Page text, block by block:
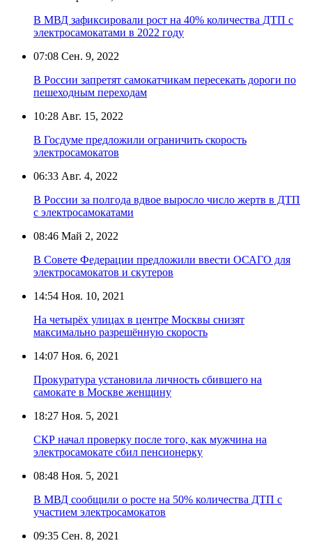
В МВД зафиксировали рост на 40% количества ДТП с
электросамокатами в 2022 году
07:08 Сен. 9, 2022
В России запретят самокатчикам пересекать дороги по
пешеходным переходам
10:28 Авг. 15, 2022
В Госдуме предложили ограничить скорость
электросамокатов
06:33 Авг. 4, 2022
В России за полгода вдвое выросло число жертв в ДТП
с электросамокатами
08:46 Май 2, 2022
В Совете Федерации предложили ввести ОСАГО для
электросамокатов и скутеров
14:54 Ноя. 10, 2021
На четырёх улицах в центре Москвы снизят
максимально разрешённую скорость
14:07 Ноя. 6, 2021
Прокуратура установила личность сбившего на
самокате в Москве женщину
18:27 Ноя. 5, 2021
СКР начал проверку после того, как мужчина на
электросамокате сбил пенсионерку
08:48 Ноя. 5, 2021
В МВД сообщили о росте на 50% количества ДТП с
участием электросамокатов
09:35 Сен. 8, 2021